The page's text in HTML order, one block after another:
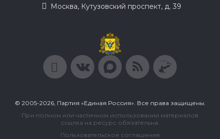
Москва, Кутузовский проспект, д. 39
© 2005-2026, Партия «Единая Россия». Все права защищены.
При полном или частичном использовании материалов
ссылка на ресурс обязательна.
Пользовательское соглашение